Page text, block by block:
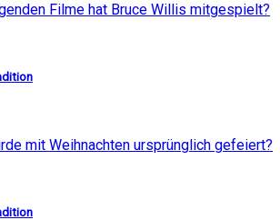
Filme hat Bruce Willis mitgespielt?
mit Weihnachten ursprünglich gefeiert?